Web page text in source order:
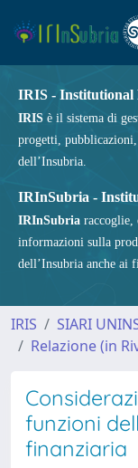
IRIS - Institutional
IRIS è il sistema di
progetti,
dell’Insubria.
IRInSubria -
IRInSubria raccoglie,
informazioni sulla
dell’Insubria anche ai
IRIS SIARI
Relazione (in
funzioni
finanziaria